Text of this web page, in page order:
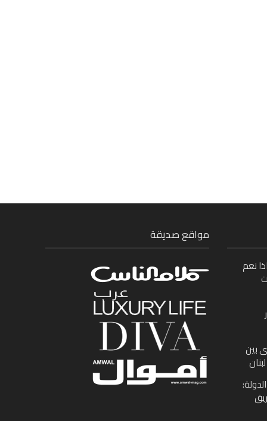
مواقع صديقة
نعم
بين